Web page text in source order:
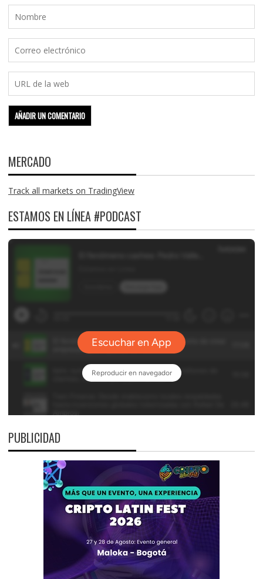
MERCADO
Track all markets on TradingView
ESTAMOS EN LÍNEA #PODCAST
PUBLICIDAD